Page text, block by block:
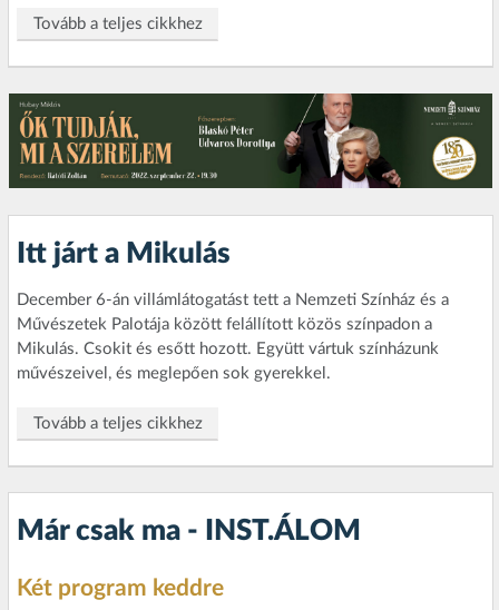
Tovább a teljes cikkhez
Itt járt a Mikulás
December 6-án villámlátogatást tett a Nemzeti Színház és a
Művészetek Palotája között felállított közös színpadon a
Mikulás. Csokit és esőtt hozott. Együtt vártuk színházunk
művészeivel, és meglepően sok gyerekkel.
Tovább a teljes cikkhez
Már csak ma - INST.ÁLOM
Két program keddre